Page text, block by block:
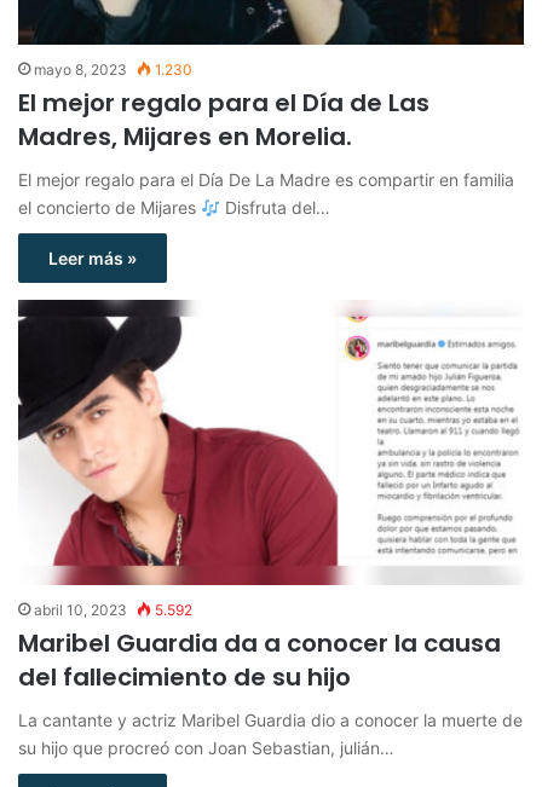
mayo 8, 2023 1.230
El mejor regalo para el Día de Las
Madres, Mijares en Morelia.
El mejor regalo para el Día De La Madre es compartir en familia
el concierto de Mijares
Disfruta del…
Leer más »
abril 10, 2023 5.592
Maribel Guardia da a conocer la causa
del fallecimiento de su hijo
La cantante y actriz Maribel Guardia dio a conocer la muerte de
su hijo que procreó con Joan Sebastian, julián…